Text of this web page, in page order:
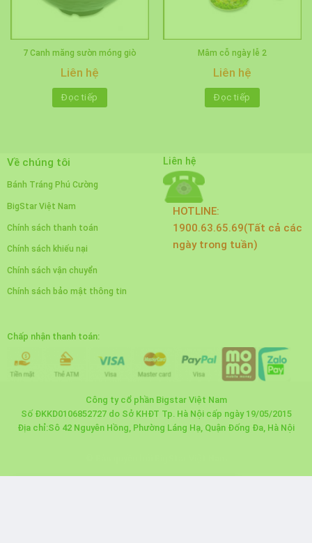
7 Canh măng sườn móng giò
Liên hệ
Đọc tiếp
Mâm cỗ ngày lễ 2
Liên hệ
Đọc tiếp
Về chúng tôi
Bánh Tráng Phú Cường
BigStar Việt Nam
Chính sách thanh toán
Chính sách khiếu nại
Chính sách vận chuyển
Chính sách bảo mật thông tin
Liên hệ
HOTLINE:
1900.63.65.69(Tất cả các
ngày trong tuần)
Chấp nhận thanh toán:
Công ty cổ phần Bigstar Việt Nam
Số ĐKKD0106852727 do Sở KHĐT Tp. Hà Nội cấp ngày 19/05/2015
Địa chỉ:Sô 42 Nguyên Hồng, Phường Láng Hạ, Quận Đống Đa, Hà Nội